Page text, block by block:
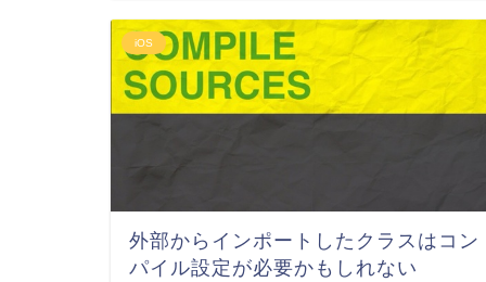
iOS
外部からインポートしたクラスはコン
パイル設定が必要かもしれない